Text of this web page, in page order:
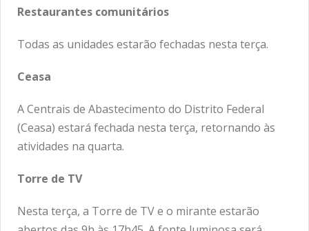
Restaurantes comunitários
Todas as unidades estarão fechadas nesta terça.
Ceasa
A Centrais de Abastecimento do Distrito Federal
(Ceasa) estará fechada nesta terça, retornando às
atividades na quarta.
Torre de TV
Nesta terça, a Torre de TV e o mirante estarão